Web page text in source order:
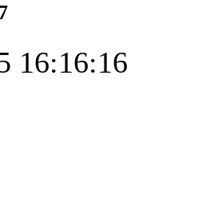
16:16:16